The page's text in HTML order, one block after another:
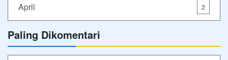
April 2
Paling Dikomentari